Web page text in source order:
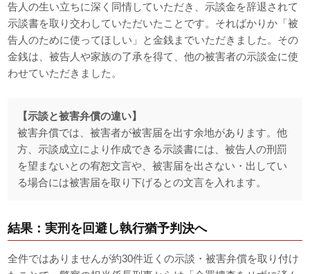
告人の生い立ちに深く同情していただき、示談金を辞退されて
示談書を取り交わしていただいたことです。そればかりか「被
告人のために使ってほしい」と金銭までいただきました。その
金銭は、被告人や家族の了承を得て、他の被害者の示談金に使
わせていただきました。
【示談と被害弁償の違い】
被害弁償では、被害者が被害届を出す余地があります。他
方、示談成立により作成できる示談書には、被告人の刑罰
を望まないとの宥恕文言や、被害届を出さない・出してい
る場合には被害届を取り下げるとの文言を入れます。
結果：実刑を回避し執行猶予判決へ
全件ではありませんが約30件近くの示談・被害弁償を取り付け